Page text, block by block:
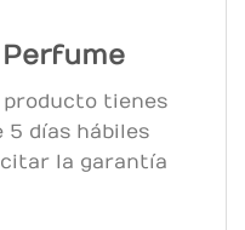
producto tienes
5 días hábiles
la garantía